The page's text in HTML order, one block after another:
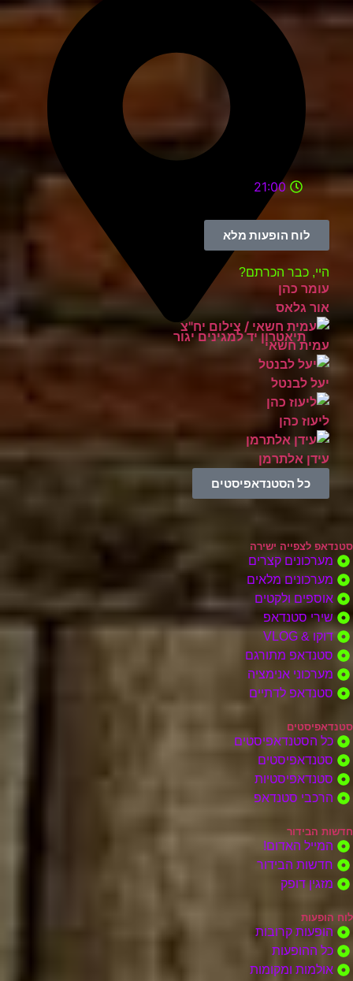
תיאטרון יד למגינים יגור
21:00
לוח הופעות מלא
היי, כבר הכרתם?
עומר כהן
אור גלאס
עמית חשאי
יעל לבנטל
ליעוז כהן
עידן אלתרמן
כל הסטנדאפיסטים
סטנדאפ לצפייה ישירה
מערכונים קצרים
מערכונים מלאים
אוספים ולקטים
שירי סטנדאפ
דוקו & VLOG
סטנדאפ מתורגם
מערכוני אנימציה
סטנדאפ לדתיים
סטנדאפיסטים
כל הסטנדאפיסטים
סטנדאפיסטים
סטנדאפיסטיות
הרכבי סטנדאפ
חדשות הבידור
המייל האדום!
חדשות הבידור
מזגין דופק
לוח הופעות
הופעות קרובות
כל ההופעות
אולמות ומקומות